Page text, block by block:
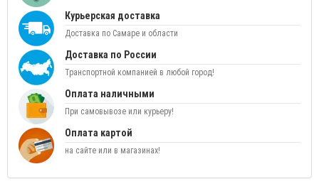
Курьерская доставка
Доставка по Самаре и области
Доставка по России
Транспортной компанией в любой город!
Оплата наличными
При самовывозе или курьеру!
Оплата картой
на сайте или в магазинах!